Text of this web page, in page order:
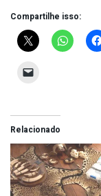
Compartilhe isso:
Relacionado